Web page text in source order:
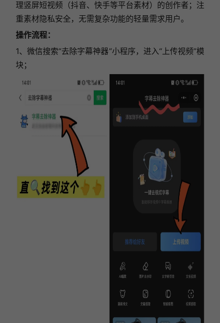
理竖屏短视频（抖音、快手等平台素材）的创作者；注
重素材隐私安全，无需复杂功能的轻量需求用户。
操作流程：
1、微信搜索“去除字幕神器”小程序，进入“上传视频”模
块；